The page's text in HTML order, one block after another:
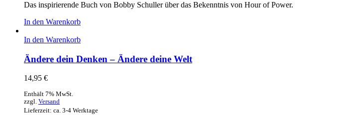
Das inspirierende Buch von Bobby Schuller über das Bekenntnis von Hour of Power.
In den Warenkorb
In den Warenkorb
Ändere dein Denken – Ändere deine Welt
14,95 €
Enthält 7% MwSt.
zzgl. Versand
Lieferzeit: ca. 3-4 Werktage